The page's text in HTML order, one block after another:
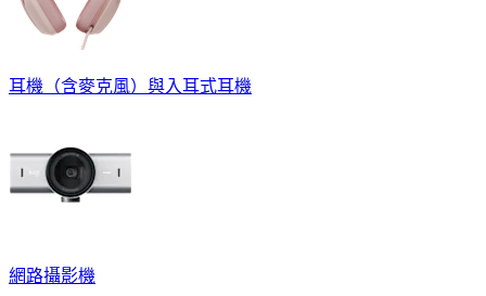
耳機（含麥克風）與入耳式耳機
網路攝影機